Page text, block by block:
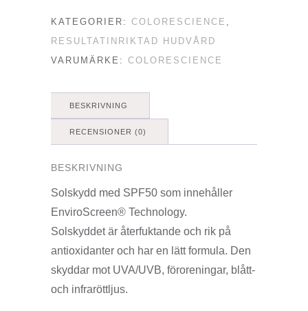
50
CLASSIC
mängd
KATEGORIER: COLORESCIENCE ,
RESULTATINRIKTAD HUDVÅRD
VARUMÄRKE: COLORESCIENCE
BESKRIVNING
RECENSIONER (0)
BESKRIVNING
Solskydd med SPF50 som innehåller
EnviroScreen® Technology.
Solskyddet är återfuktande och rik på
antioxidanter och har en lätt formula. Den
skyddar mot UVA/UVB, föroreningar, blått-
och infraröttljus.